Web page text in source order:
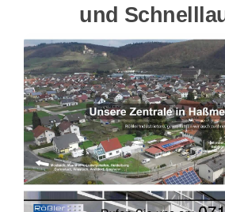
und